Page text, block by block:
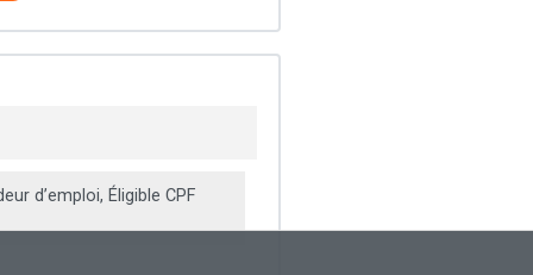
d’emploi, Éligible CPF